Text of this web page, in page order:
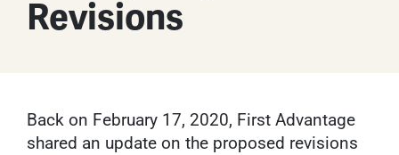
Revisions
Back on February 17, 2020, First Advantage
shared an update on the proposed revisions